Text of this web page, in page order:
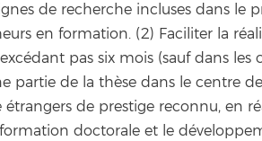
de recherche incluses dans
en formation. (2) Faciliter la
pas six mois (sauf dans
partie de la thèse dans le centre
étrangers de prestige reconnu, en
doctorale et le